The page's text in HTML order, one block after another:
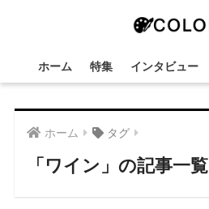
ホーム 特集 インタビュー
ホーム タグ
「ワイン」の記事一覧